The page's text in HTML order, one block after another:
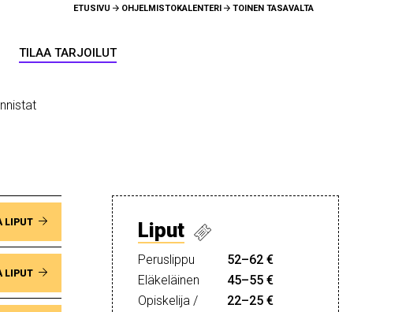
ETUSIVU OHJELMISTOKALENTERI TOINEN TASAVALTA
TILAA TARJOILUT
LIPUT
LIPUT
Liput
Peruslippu
52–62 €
Eläkeläinen
45–55 €
Opiskelija /
22–25 €